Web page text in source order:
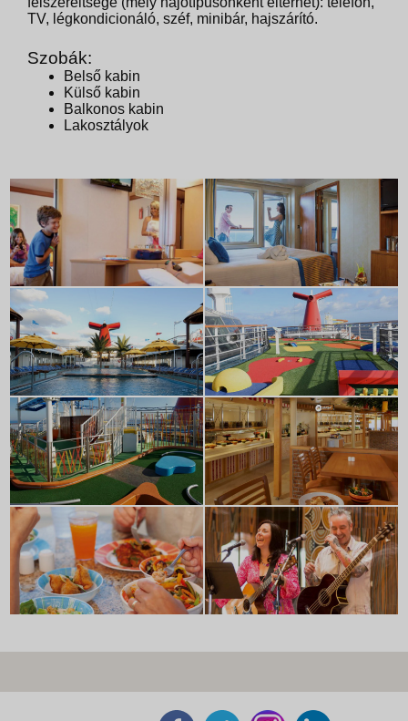
TV, légkondicionáló, széf, minibár, hajszárító.
Szobák:
Belső kabin
Külső kabin
Balkonos kabin
Lakosztályok